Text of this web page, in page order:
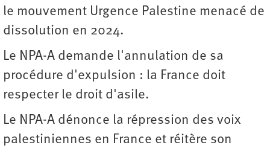
le mouvement Urgence Palestine menacé de
dissolution en 2024.
Le NPA-A demande l'annulation de sa
procédure d'expulsion : la France doit
respecter le droit d'asile.
Le NPA-A dénonce la répression des voix
palestiniennes en France et réitère son